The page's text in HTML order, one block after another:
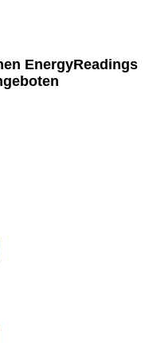
EnergyReadings